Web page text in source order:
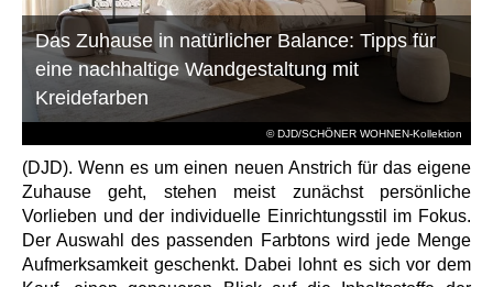
© DJD/SCHÖNER WOHNEN-Kollektion
Das Zuhause in natürlicher Balance: Tipps für
eine nachhaltige Wandgestaltung mit
Kreidefarben
(DJD). Wenn es um einen neuen Anstrich für das eigene
Zuhause geht, stehen meist zunächst persönliche
Vorlieben und der individuelle Einrichtungsstil im Fokus.
Der Auswahl des passenden Farbtons wird jede Menge
Aufmerksamkeit geschenkt. Dabei lohnt es sich vor dem